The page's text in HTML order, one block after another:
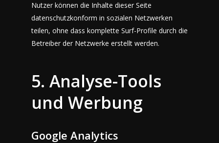
Nutzer können die Inhalte dieser Seite
datenschutzkonform in sozialen Netzwerken
teilen, ohne dass komplette Surf-Profile durch die
Betreiber der Netzwerke erstellt werden.
5. Analyse-Tools
und Werbung
Google Analytics